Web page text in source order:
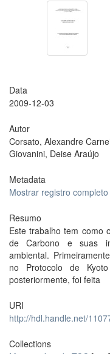
Data
2009-12-03
Autor
Corsato, Alexandre
Giovanini, Deise Araújo
Metadata
Mostrar registro completo
Resumo
Este trabalho tem como
de Carbono e suas
ambiental.
no Protocolo de
posteriormente, foi feita
URI
http://hdl.handle.net/
Collections